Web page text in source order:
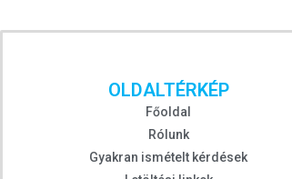
OLDALTÉRKÉP
Főoldal
Rólunk
Gyakran ismételt kérdések